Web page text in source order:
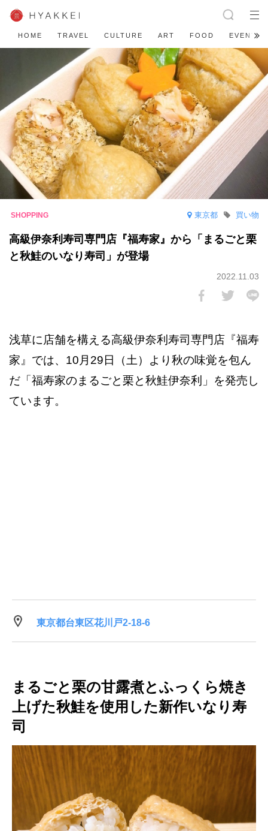
HOME TRAVEL CULTURE ART FOOD EVENT
東京都 買い物
高級伊奈利寿司専門店『福寿家』から「まるごと栗
と秋鮭のいなり寿司」が登場
2022.11.03
浅草に店舗を構える高級伊奈利寿司専門店『福寿
家』では、10月29日（土）より秋の味覚を包ん
だ「福寿家のまるごと栗と秋鮭伊奈利」を発売し
ています。
東京都台東区花川戸2-18-6
まるごと栗の甘露煮とふっくら焼き
上げた秋鮭を使用した新作いなり寿
司